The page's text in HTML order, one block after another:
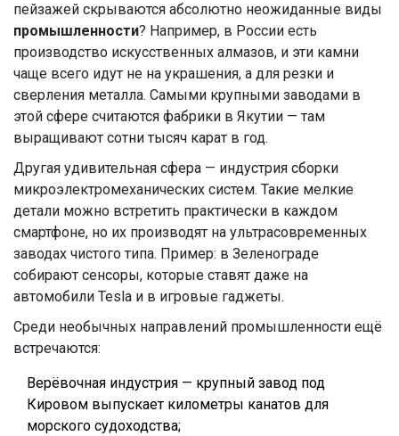
пейзажей скрываются абсолютно неожиданные виды
промышленности? Например, в России есть
производство искусственных алмазов, и эти камни
чаще всего идут не на украшения, а для резки и
сверления металла. Самыми крупными заводами в
этой сфере считаются фабрики в Якутии — там
выращивают сотни тысяч карат в год.
Другая удивительная сфера — индустрия сборки
микроэлектромеханических систем. Такие мелкие
детали можно встретить практически в каждом
смартфоне, но их производят на ультрасовременных
заводах чистого типа. Пример: в Зеленограде
собирают сенсоры, которые ставят даже на
автомобили Tesla и в игровые гаджеты.
Среди необычных направлений промышленности ещё
встречаются:
Верёвочная индустрия — крупный завод под
Кировом выпускает километры канатов для
морского судоходства;